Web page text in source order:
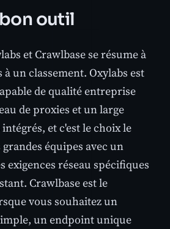
outil
et Crawlbase se résume à
un classement. Oxylabs est
de qualité entreprise
de proxies et un large
et c'est le choix le
équipes avec un
exigences réseau spécifiques
Crawlbase est le
vous souhaitez un
un endpoint unique